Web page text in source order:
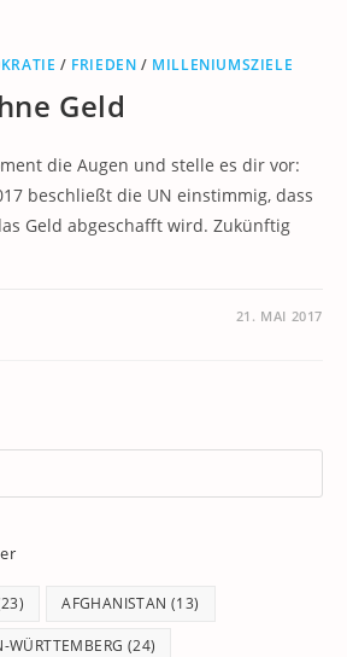
/ FRIEDEN / MILLENIUMSZIELE
Geld
die Augen und stelle es dir vor:
beschließt die UN einstimmig, dass
Geld abgeschafft wird. Zukünftig
21. MAI 2017
AFGHANISTAN (13)
WÜRTTEMBERG (24)